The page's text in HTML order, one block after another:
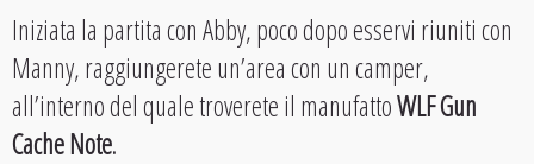
Iniziata la partita con Abby, poco dopo esservi riuniti con
Manny, raggiungerete un’area con un camper,
all’interno del quale troverete il manufattoWLF Gun
Cache Note.